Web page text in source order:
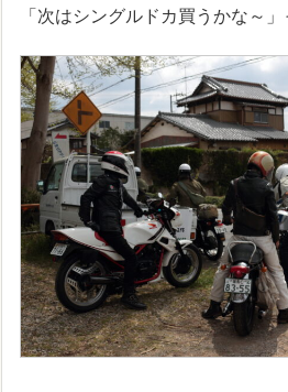
「次はシングルドカ買うかな～